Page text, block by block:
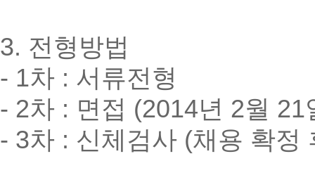
3. 전형방법
- 1차 : 서류전형
- 2차 : 면접 (2014년 2월 21
- 3차 : 신체검사 (채용 확정